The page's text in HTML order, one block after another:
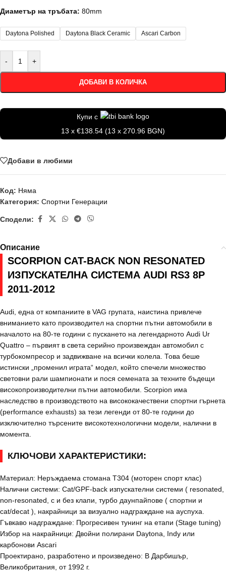
Диаметър на тръбата: 80mm
Daytona Polished Daytona Black Ceramic Ascari Carbon
- +
ДОБАВИ В КОЛИЧКА
Купи с
13 x €138.54 (13 x 270.96 BGN)
Добави в любими
Код: Няма
Категория: Спортни Генерации
Сподели:
Описание
SCORPION CAT-BACK NON RESONATED
ИЗПУСКАТЕЛНА СИСТЕМА AUDI RS3 8P
2011-2012
Audi, една от компаниите в VAG групата, наистина привлече
вниманието като производител на спортни пътни автомобили в
началото на 80-те години с пускането на легендарното Audi Ur
Quattro – първият в света серийно произвеждан автомобил с
турбокомпресор и задвижване на всички колела. Това беше
истински „променил играта“ модел, който спечели множество
световни рали шампионати и пося семената за техните бъдещи
високопроизводителни пътни автомобили. Scorpion има
наследство в производството на висококачествени спортни гърнета
(performance exhausts) за тези легенди от 80-те години до
изключително търсените високотехнологични модели, налични в
момента.
КЛЮЧОВИ ХАРАКТЕРИСТИКИ:
Материал: Неръждаема стомана T304 (моторен спорт клас)
Налични системи: Cat/GPF-back изпускателни системи ( resonated,
non-resonated, с и без клапи, турбо даунпайпове ( спортни и
cat/decat ), накрайници за визуално надграждане на ауспуха.
Гъвкаво надграждане: Прогресивен тунинг на етапи (Stage tuning)
Избор на накрайници: Двойни полирани Daytona, Indy или
карбонови Ascari
Проектирано, разработено и произведено: В Дарбишър,
Великобритания, от 1992 г.